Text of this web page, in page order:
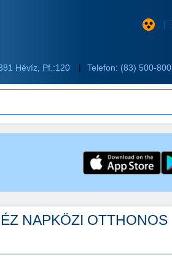
Hévíz, Pf.:120
Telefon: (83) 500-800
NAPKÖZI OTTHONOS